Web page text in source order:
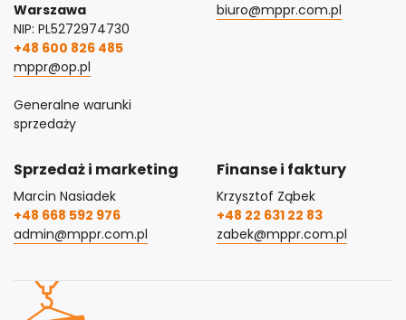
Warszawa
NIP: PL5272974730
+48 600 826 485
mppr@op.pl
Generalne warunki
sprzedaży
biuro@mppr.com.pl
Sprzedaż i marketing
Marcin Nasiadek
+48 668 592 976
admin@mppr.com.pl
Finanse i faktury
Krzysztof Ząbek
+48 22 631 22 83
zabek@mppr.com.pl